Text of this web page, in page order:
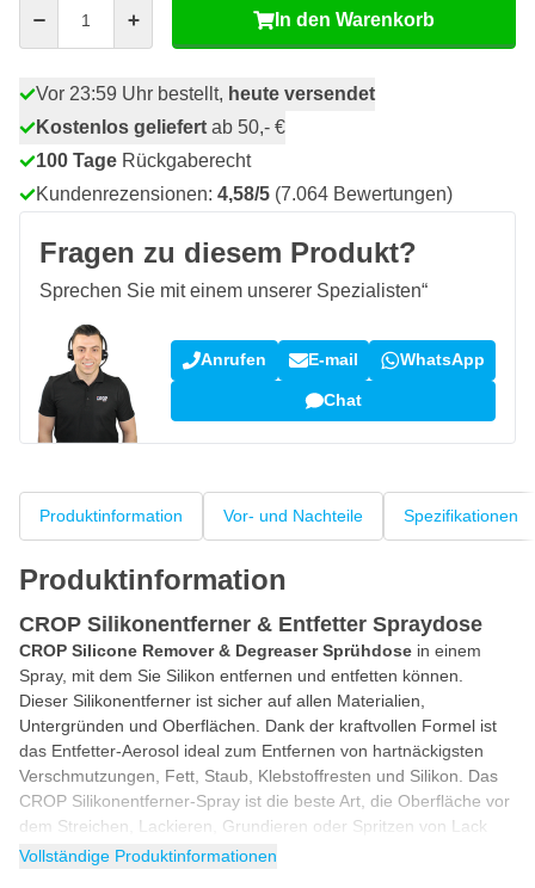
In den Warenkorb
Vor 23:59 Uhr bestellt, heute versendet
Kostenlos geliefert ab 50,- €
100 Tage Rückgaberecht
Kundenrezensionen: 4,58/5 (7.064 Bewertungen)
Fragen zu diesem Produkt?
Sprechen Sie mit einem unserer Spezialisten“
Anrufen E-mail WhatsApp
Chat
Produktinformation Vor- und Nachteile Spezifikationen
Produktinformation
CROP Silikonentferner & Entfetter Spraydose
CROP Silicone Remover & Degreaser Sprühdose in einem
Spray, mit dem Sie Silikon entfernen und entfetten können.
Dieser Silikonentferner ist sicher auf allen Materialien,
Untergründen und Oberflächen. Dank der kraftvollen Formel ist
das Entfetter-Aerosol ideal zum Entfernen von hartnäckigsten
Verschmutzungen, Fett, Staub, Klebstoffresten und Silikon. Das
CROP Silikonentferner-Spray ist die beste Art, die Oberfläche vor
dem Streichen, Lackieren, Grundieren oder Spritzen von Lack
vorzubereiten.
Vollständige Produktinformationen